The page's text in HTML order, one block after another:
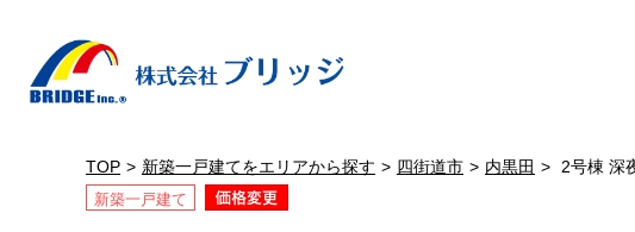
TOP 新築一戸建てをエリアから探す 四街道市 内黒田 2号棟 深
新築一戸建て